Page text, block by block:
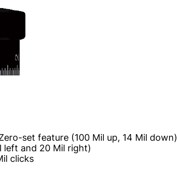
set feature (100 Mil up, 14 Mil down)
left and 20 Mil right)
clicks